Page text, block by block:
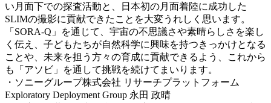
い月面下での探査活動と、日本初の月面着陸に成功した
SLIMの撮影に貢献できたことを大変うれしく思います。
「SORA-Q」を通じて、宇宙の不思議さや素晴らしさを楽し
く伝え、子どもたちが自然科学に興味を持つきっかけとなる
ことや、未来を担う方々の育成に貢献できるよう、これから
も「アソビ」を通して挑戦を続けてまいります。
・ ソニーグループ株式会社 リサーチプラットフォーム
Exploratory Deployment Group 永田 政晴